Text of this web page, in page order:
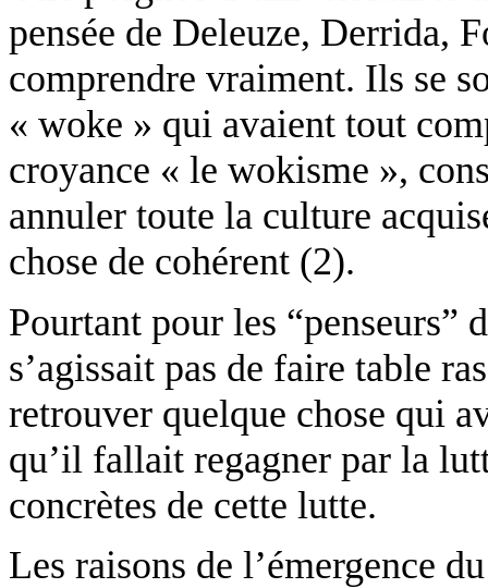
pensée de Deleuze, Derrida,
comprendre vraiment. Ils se
« woke » qui avaient tout
croyance « le wokisme »,
annuler toute la culture
chose de cohérent (2).
Pourtant pour les “penseurs”
s’agissait pas de faire table
retrouver quelque chose qui
qu’il fallait regagner par la
concrètes de cette lutte.
Les raisons de l’émergence